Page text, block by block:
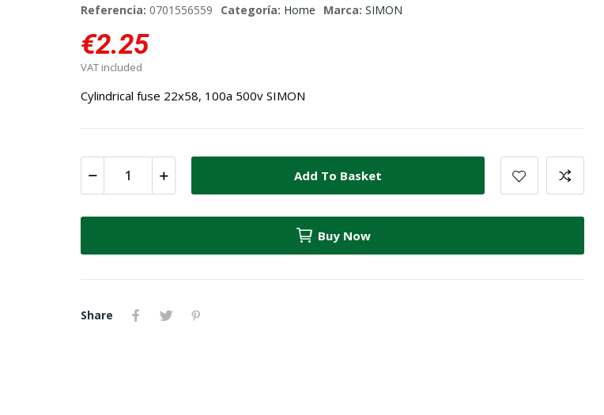
Referencia: 0701556559 Categoría: Home Marca: SIMON
€2.25
VAT included
Cylindrical fuse 22x58, 100a 500v SIMON
Add To Basket
Buy Now
Share